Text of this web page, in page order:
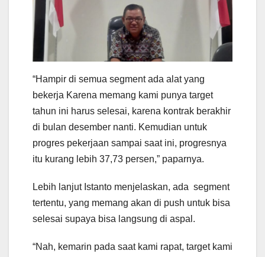
“Hampir di semua segment ada alat yang
bekerja Karena memang kami punya target
tahun ini harus selesai, karena kontrak berakhir
di bulan desember nanti. Kemudian untuk
progres pekerjaan sampai saat ini, progresnya
itu kurang lebih 37,73 persen,” paparnya.
Lebih lanjut Istanto menjelaskan, ada segment
tertentu, yang memang akan di push untuk bisa
selesai supaya bisa langsung di aspal.
“Nah, kemarin pada saat kami rapat, target kami